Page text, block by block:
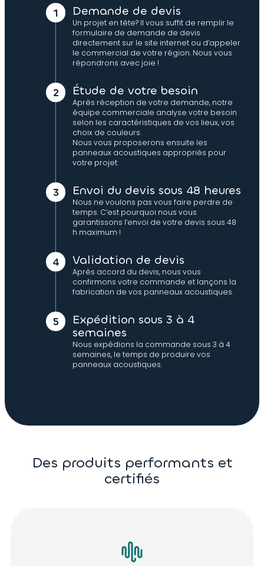
Demande de devis
Un projet en tête? Il vous suffit de remplir le
formulaire de demande de devis
directement sur le site internet ou d’appeler
le commercial de votre région. Nous vous
répondrons avec joie !
Étude de votre besoin
Après réception de votre demande, notre
équipe commerciale analyse votre besoin
selon les caractéristiques de vos lieux, vos
choix de couleurs.
Nous vous proposerons ensuite les
panneaux acoustiques appropriés pour
votre projet.
Envoi du devis sous 48 heures
Nous ne voulons pas vous faire perdre de
temps. C’est pourquoi nous vous
garantissons l’envoi de votre devis sous 48
h maximum !
Validation de devis
Après accord du devis, nous vous
confirmons votre commande et lançons la
fabrication de vos panneaux acoustiques.
Expédition sous 3 à 4
semaines
Nous expédions la commande sous 3 à 4
semaines, le temps de produire vos
panneaux acoustiques.
Des produits performants et
certifiés